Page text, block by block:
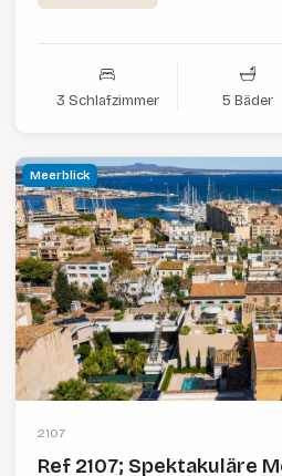
3 Schlafzimmer 5 Bäder
Meerblick
2107
Ref 2107; Spektakuläre